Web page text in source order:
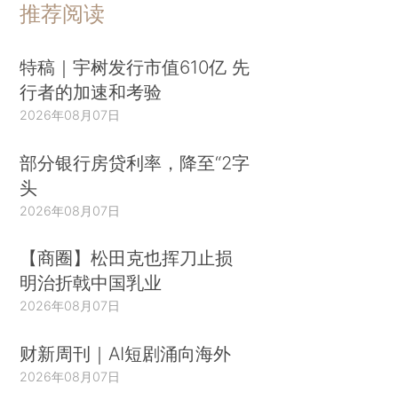
推荐阅读
特稿｜宇树发行市值610亿 先
行者的加速和考验
2026年08月07日
部分银行房贷利率，降至“2字
头
2026年08月07日
【商圈】松田克也挥刀止损
明治折戟中国乳业
2026年08月07日
财新周刊｜AI短剧涌向海外
2026年08月07日